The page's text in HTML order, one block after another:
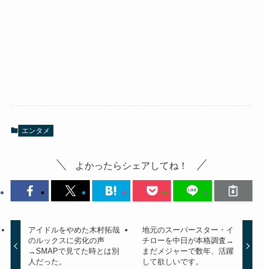
エンタメ
よかったらシェアしてね！
アイドルをやめた木村拓哉
のルックスに劣化の声
→SMAPで見てた時とは別
人だった。
地元のスーパースター・イ
チローを中日が本格調査→
まだメジャーで数年、活躍
して欲しいです。